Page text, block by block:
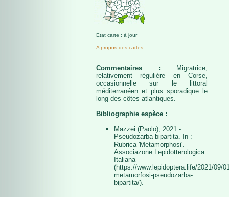
Etat carte : à jour
A propos des cartes
Commentaires :
Migratrice,
relativement régulière en Corse,
occasionnelle sur le littoral
méditerranéen et plus sporadique le
long des côtes atlantiques.
Bibliographie espèce :
Mazzei (Paolo), 2021.-
Pseudozarba bipartita. In :
Rubrica 'Metamorphosi'.
Associazone Lepidotterologica
Italiana
(https://www.lepidoptera.life/2021/09/
metamorfosi-pseudozarba-
bipartita/).